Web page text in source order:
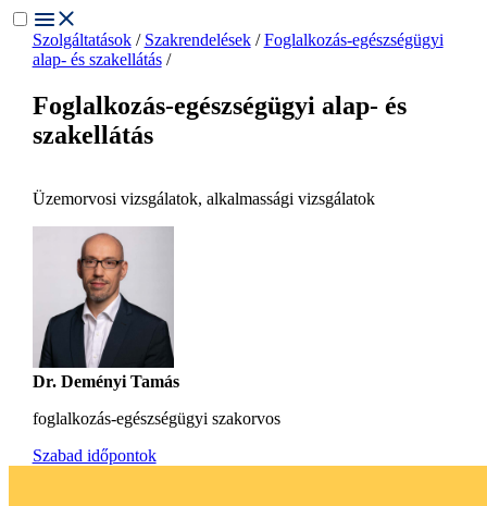
Szolgáltatások / Szakrendelések / Foglalkozás-egészségügyi
alap- és szakellátás /
Foglalkozás-egészségügyi alap- és
szakellátás
Üzemorvosi vizsgálatok, alkalmassági vizsgálatok
Dr. Deményi Tamás
foglalkozás-egészségügyi szakorvos
Szabad időpontok